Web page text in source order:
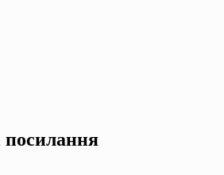
посилання